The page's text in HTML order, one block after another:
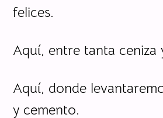
felices.
Aquí, entre tanta ceniza
Aquí, donde
y cemento.